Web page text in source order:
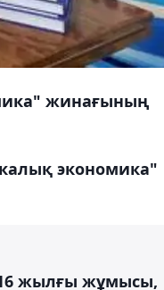
жинағының
экономика"
жылғы жұмысы,